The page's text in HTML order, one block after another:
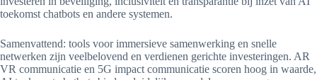
toekomst chatbots en andere systemen.
Samenvattend: tools voor immersieve samenwerking en snelle
netwerken zijn veelbelovend en verdienen gerichte investeringen. AR
VR communicatie en 5G impact communicatie scoren hoog in waarde,